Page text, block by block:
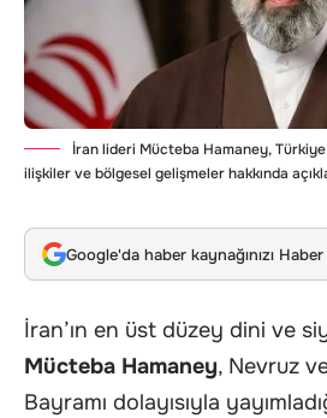
İran lideri Mücteba Hamaney,
ilişkiler ve bölgesel gelişmeler hakkında
Google'da haber kaynağınızı
İran’ın en üst düzey dini ve
Mücteba Hamaney, Nevruz
Bayramı dolayısıyla